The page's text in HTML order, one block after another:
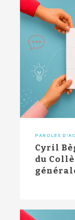
PAROLES
Cyril
du